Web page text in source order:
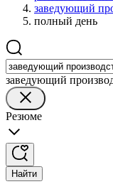
заведующий
полный день
заведующий
Резюме
Найти